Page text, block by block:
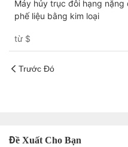
Máy hủy trục đôi hạng nặng
phế liệu bằng kim loại
từ $
Trước Đó
Đề Xuất Cho Bạn